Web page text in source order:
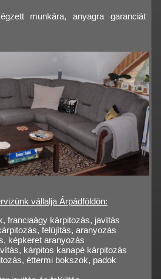
munkára, anyagra garanciát
vállalja Árpádföldön:
franciaágy kárpitozás, javítás
felújítás, aranyozás
képkeret aranyozás
kárpitos kanapé kárpitozás
éttermi bokszok, padok